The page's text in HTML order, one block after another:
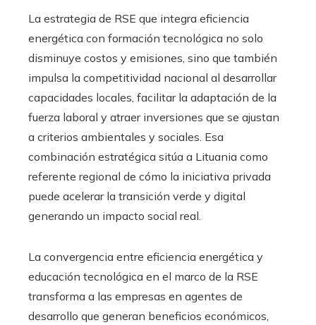
La estrategia de RSE que integra eficiencia
energética con formación tecnológica no solo
disminuye costos y emisiones, sino que también
impulsa la competitividad nacional al desarrollar
capacidades locales, facilitar la adaptación de la
fuerza laboral y atraer inversiones que se ajustan
a criterios ambientales y sociales. Esa
combinación estratégica sitúa a Lituania como
referente regional de cómo la iniciativa privada
puede acelerar la transición verde y digital
generando un impacto social real.
La convergencia entre eficiencia energética y
educación tecnológica en el marco de la RSE
transforma a las empresas en agentes de
desarrollo que generan beneficios económicos,